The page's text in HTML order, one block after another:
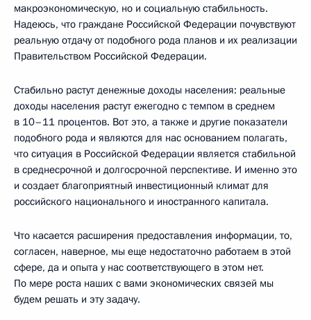
макроэкономическую, но и социальную стабильность.
Надеюсь, что граждане Российской Федерации почувствуют
реальную отдачу от подобного рода планов и их реализации
Правительством Российской Федерации.
Стабильно растут денежные доходы населения: реальные
доходы населения растут ежегодно с темпом в среднем
в 10–11 процентов. Вот это, а также и другие показатели
подобного рода и являются для нас основанием полагать,
что ситуация в Российской Федерации является стабильной
в среднесрочной и долгосрочной перспективе. И именно это
и создает благоприятный инвестиционный климат для
российского национального и иностранного капитала.
Что касается расширения предоставления информации, то,
согласен, наверное, мы еще недостаточно работаем в этой
сфере, да и опыта у нас соответствующего в этом нет.
По мере роста наших с вами экономических связей мы
будем решать и эту задачу.